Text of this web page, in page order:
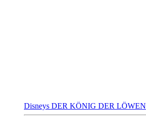
Disneys DER KÖNIG DER LÖWEN